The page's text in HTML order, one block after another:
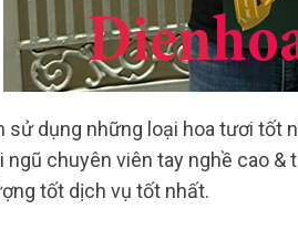
sử dụng những loại hoa tươi
chuyên viên tay nghề cao
tốt dịch vụ tốt nhất.